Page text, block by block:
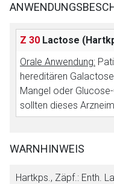
Z 30 Lactose
Orale Anwendung:
hereditären
Mangel oder
sollten dieses
WARNHINWEIS
Hartkps., Zäpf.: Enth.